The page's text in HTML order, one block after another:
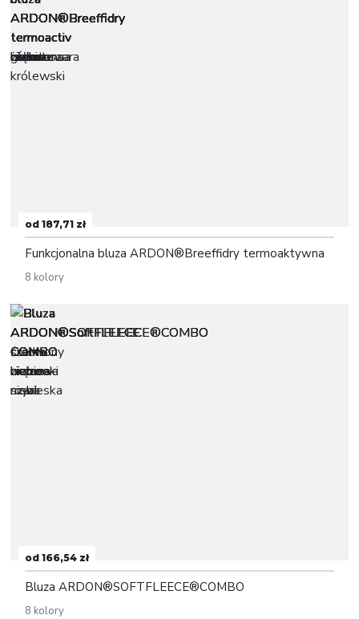
od 187,71 zł
Funkcjonalna bluza ARDON®Breeffidry termoaktywna
8 kolory
od 166,54 zł
Bluza ARDON®SOFTFLEECE®COMBO
8 kolory